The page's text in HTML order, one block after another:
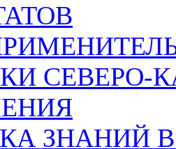
СЕВЕРО-
ЗНАНИЙ